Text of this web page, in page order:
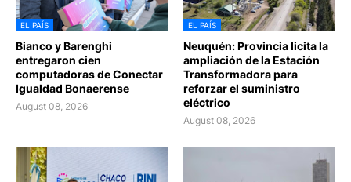
EL PAÍS
Bianco y Barenghi
entregaron cien
computadoras de Conectar
Igualdad Bonaerense
August 08, 2026
EL PAÍS
Neuquén: Provincia licita la
ampliación de la Estación
Transformadora para
reforzar el suministro
eléctrico
August 08, 2026